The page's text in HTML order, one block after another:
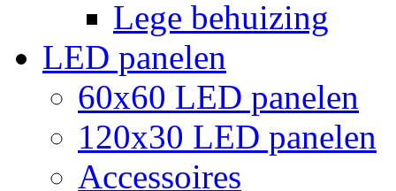
Lege behuizing
LED panelen
60x60 LED panelen
120x30 LED panelen
Accessoires